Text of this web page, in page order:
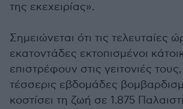
της εκεχειρίας».
Σημειώνεται ότι τις τελευταίες
εκατοντάδες εκτοπισμένοι
επιστρέφουν στις γειτονιές
τέσσερις εβδομάδες
κοστίσει τη ζωή σε 1.875